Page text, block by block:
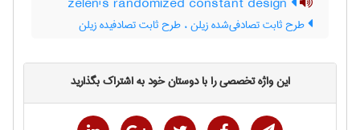
طرح ثابت تصادفی‌شده زیلن ، طرح ثابت تصادفیده زیلن
این واژه تخصصی را با دوستان خود به اشتراک بگذارید